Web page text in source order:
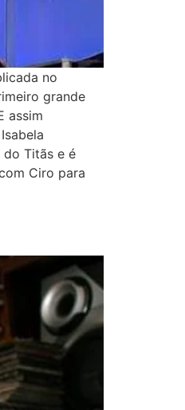
no
grande
assim
Titãs e é
Ciro para